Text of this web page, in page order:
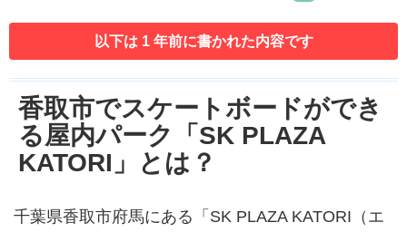
以下は 1 年前に書かれた内容です
香取市でスケートボードができ
る屋内パーク「SK PLAZA
KATORI」とは？
千葉県香取市府馬にある「SK PLAZA KATORI（エ